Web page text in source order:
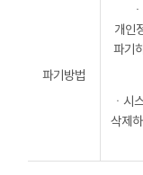
파기방법
개인
파기
ㆍ시
삭제